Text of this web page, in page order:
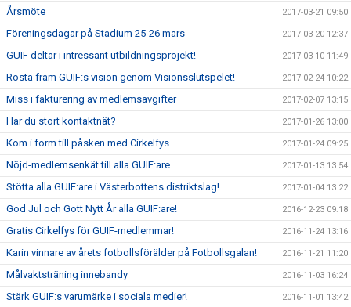
Årsmöte 2017-03-21 09:50
Föreningsdagar på Stadium 25-26 mars 2017-03-20 12:37
GUIF deltar i intressant utbildningsprojekt! 2017-03-10 11:49
Rösta fram GUIF:s vision genom Visionsslutspelet! 2017-02-24 10:22
Miss i fakturering av medlemsavgifter 2017-02-07 13:15
Har du stort kontaktnät? 2017-01-26 13:00
Kom i form till påsken med Cirkelfys 2017-01-24 09:25
Nöjd-medlemsenkät till alla GUIF:are 2017-01-13 13:54
Stötta alla GUIF:are i Västerbottens distriktslag! 2017-01-04 13:22
God Jul och Gott Nytt År alla GUIF:are! 2016-12-23 09:18
Gratis Cirkelfys för GUIF-medlemmar! 2016-11-24 13:16
Karin vinnare av årets fotbollsförälder på Fotbollsgalan! 2016-11-21 11:20
Målvaktsträning innebandy 2016-11-03 16:24
Stärk GUIF:s varumärke i sociala medier! 2016-11-01 13:42